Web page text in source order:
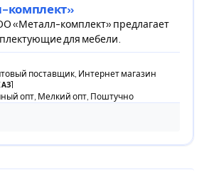
комплект»
«Металл-комплект» предлагает
для мебели.
поставщик, Интернет магазин
1
опт, Мелкий опт, Поштучно